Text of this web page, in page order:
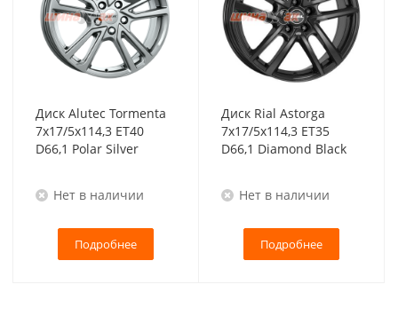
Диск Alutec Tormenta
7x17/5x114,3 ET40
D66,1 Polar Silver
Нет в наличии
Подробнее
Диск Rial Astorga
7x17/5x114,3 ET35
D66,1 Diamond Black
Нет в наличии
Подробнее